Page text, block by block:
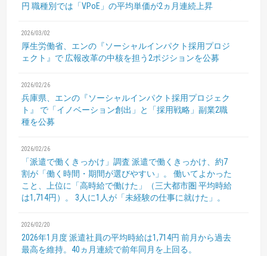
円 職種別では「VPoE」の平均単価が2ヵ月連続上昇
2026/03/02
厚生労働省、エンの『ソーシャルインパクト採用プロジ
ェクト』で 広報改革の中核を担う2ポジションを公募
2026/02/26
兵庫県、エンの『ソーシャルインパクト採用プロジェク
ト』
で「イノベーション創出」と「採用戦略」副業2職
種を公募
2026/02/26
「派遣で働くきっかけ」調査 派遣で働くきっかけ、約7
割が「働く時間・期間が選びやすい」。
働いてよかった
こと、上位に「高時給で働けた」（三大都市圏 平均時給
は1,714円）。
3人に1人が「未経験の仕事に就けた」。
2026/02/20
2026年1月度 派遣社員の平均時給は1,714円 前月から過去
最高を維持。40ヵ月連続で前年同月を上回る。